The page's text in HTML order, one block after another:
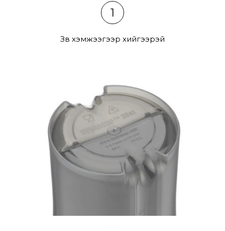
1
Зөв хэмжээгээр хийгээрэй